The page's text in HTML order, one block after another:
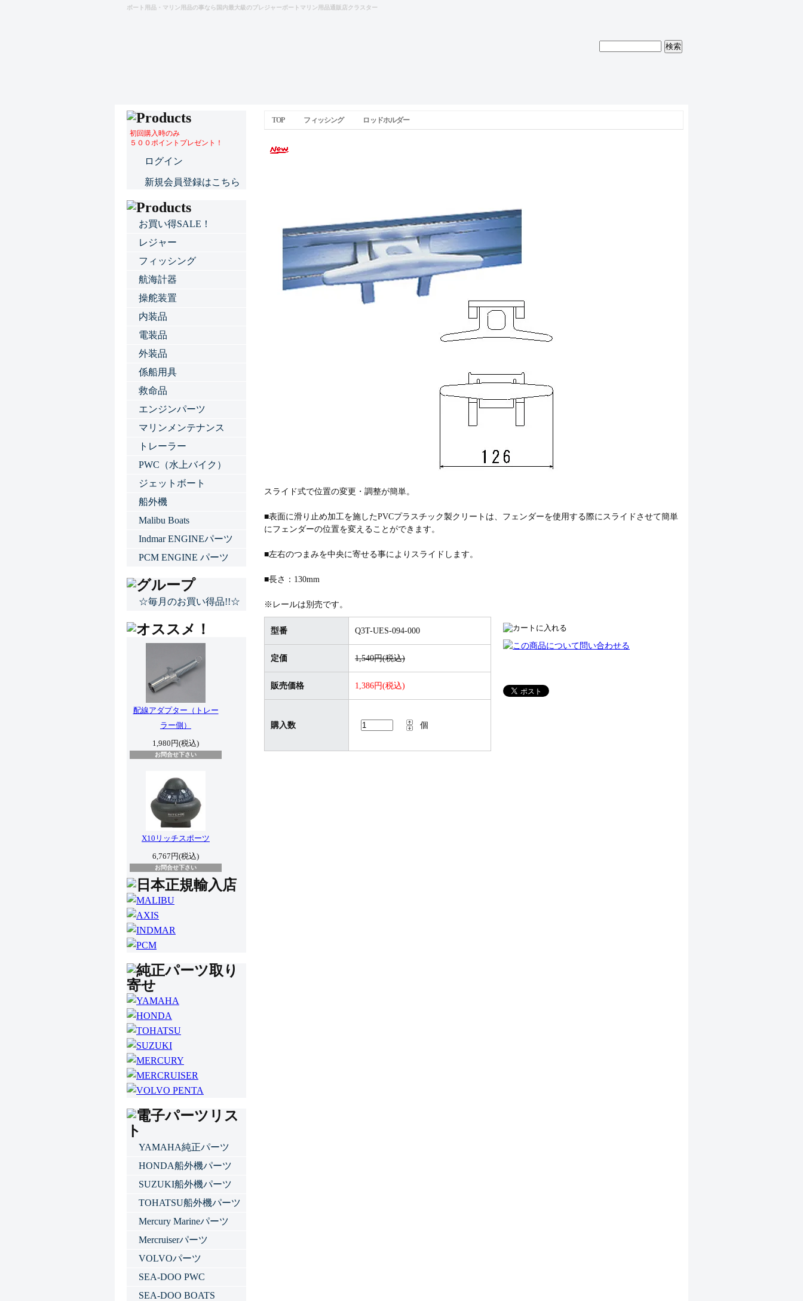
ボート用品・マリン用品の事なら国内最大級のプレジャーボートマリン用品通販店クラスター
TOP フィッシング ロッドホルダー
スライド式で位置の変更・調整が簡単。
■表面に滑り止め加工を施したPVCプラスチック製クリートは、フェンダーを使用する際にスライドさせて簡単
にフェンダーの位置を変えることができます。
■左右のつまみを中央に寄せる事によりスライドします。
■長さ：130mm
※レールは別売です。
型番 Q3T-UES-094-000
定価 1,540円(税込)
販売価格 1,386円(税込)
購入数 個
初回購入時のみ
５００ポイントプレゼント！
ログイン
新規会員登録はこちら
お買い得SALE！
レジャー
フィッシング
航海計器
操舵装置
内装品
電装品
外装品
係船用具
救命品
エンジンパーツ
マリンメンテナンス
トレーラー
PWC（水上バイク）
ジェットボート
船外機
Malibu Boats
Indmar ENGINEパーツ
PCM ENGINE パーツ
☆毎月のお買い得品!!☆
配線アダプター（トレー
ラー側）
1,980円(税込)
お問合せ下さい
X10リッチスポーツ
6,767円(税込)
お問合せ下さい
YAMAHA純正パーツ
HONDA船外機パーツ
SUZUKI船外機パーツ
TOHATSU船外機パーツ
Mercury Marineパーツ
Mercruiserパーツ
VOLVOパーツ
SEA-DOO PWC
SEA-DOO BOATS